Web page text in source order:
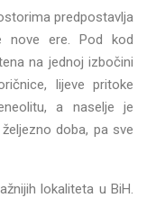
predpostavlja
nove ere. Pod kod
na jednoj izbočini
lijeve pritoke
a naselje je
doba, pa sve
lokaliteta u BiH.